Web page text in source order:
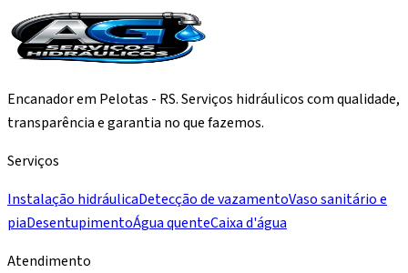
Encanador em Pelotas - RS. Serviços hidráulicos com qualidade,
transparência e garantia no que fazemos.
Serviços
Instalação hidráulicaDetecção de vazamentoVaso sanitário e
piaDesentupimentoÁgua quenteCaixa d'água
Atendimento